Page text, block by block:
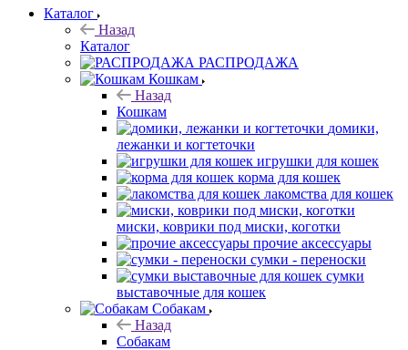
Каталог
Назад
Каталог
РАСПРОДАЖА
Кошкам
Назад
Кошкам
домики,
лежанки и когтеточки
игрушки для кошек
корма для кошек
лакомства для кошек
миски, коврики под миски, коготки
прочие аксессуары
сумки - переноски
сумки
выставочные для кошек
Собакам
Назад
Собакам